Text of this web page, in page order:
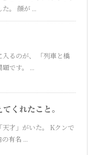
。 顔が ...
るのが、 「列車と橋
です。 ...
くれたこと。
才」がいた。 Kクンで
有名 ...